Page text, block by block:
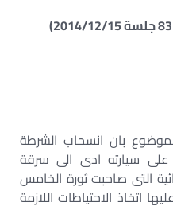
بان انسحاب الشرطة
سيارته ادى الى سرقة
التى صاحبت ثورة الخامس
اتخاذ الاحتياطات اللازمة